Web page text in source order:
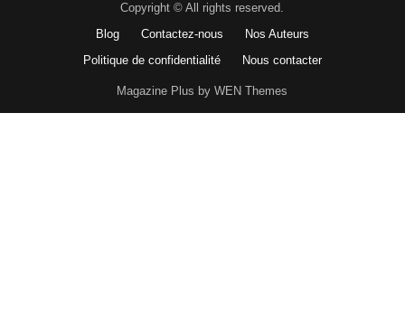
Copyright © All rights reserved.
Blog
Contactez-nous
Nos Auteurs
Politique de confidentialité
Nous contacter
Magazine Plus by WEN Themes